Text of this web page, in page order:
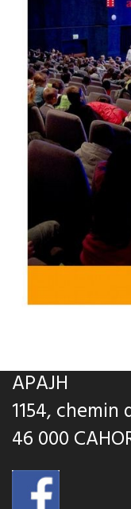
APAJH
1154, chemin
46 000